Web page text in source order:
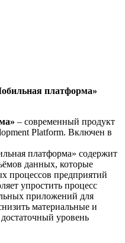
платформа»
– современный продукт
Platform. Включен в
платформа» содержит
данных, которые
процессов предприятий
упростить процесс
приложений для
материальные и
уровень